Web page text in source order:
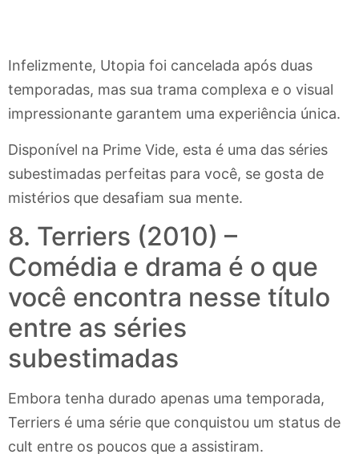
Infelizmente, Utopia foi cancelada após duas
temporadas, mas sua trama complexa e o visual
impressionante garantem uma experiência única.
Disponível na Prime Vide, esta é uma das séries
subestimadas perfeitas para você, se gosta de
mistérios que desafiam sua mente.
8. Terriers (2010) –
Comédia e drama é o que
você encontra nesse título
entre as séries
subestimadas
Embora tenha durado apenas uma temporada,
Terriers é uma série que conquistou um status de
cult entre os poucos que a assistiram.